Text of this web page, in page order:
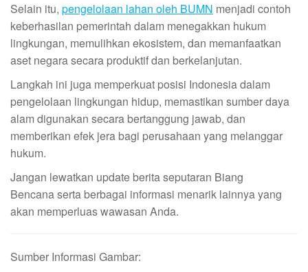
Selain itu, pengelolaan lahan oleh BUMN menjadi contoh
keberhasilan pemerintah dalam menegakkan hukum
lingkungan, memulihkan ekosistem, dan memanfaatkan
aset negara secara produktif dan berkelanjutan.
Langkah ini juga memperkuat posisi Indonesia dalam
pengelolaan lingkungan hidup, memastikan sumber daya
alam digunakan secara bertanggung jawab, dan
memberikan efek jera bagi perusahaan yang melanggar
hukum.
Jangan lewatkan update berita seputaran Biang
Bencana serta berbagai informasi menarik lainnya yang
akan memperluas wawasan Anda.
Sumber Informasi Gambar: